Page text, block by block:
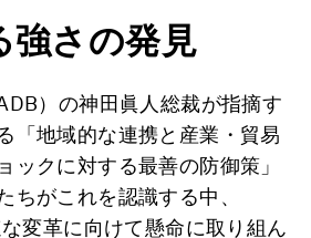
強さの発見
）の神田眞人総裁が指摘す
「地域的な連携と産業・貿易
ックに対する最善の防御策」
ちがこれを認識する中、
変革に向けて懸命に取り組ん